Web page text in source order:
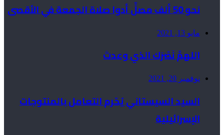
نحو 50 ألف مصلٍّ أدوا صلاة الجمعة في الأقصى
مايو 13, 2021
اللهمَّ نَصْرَك الذي وعدتَ
نوفمبر 20, 2021
السيد السيستاني يُحّرم التعامل بالمنتوجات
الإسرائيلية